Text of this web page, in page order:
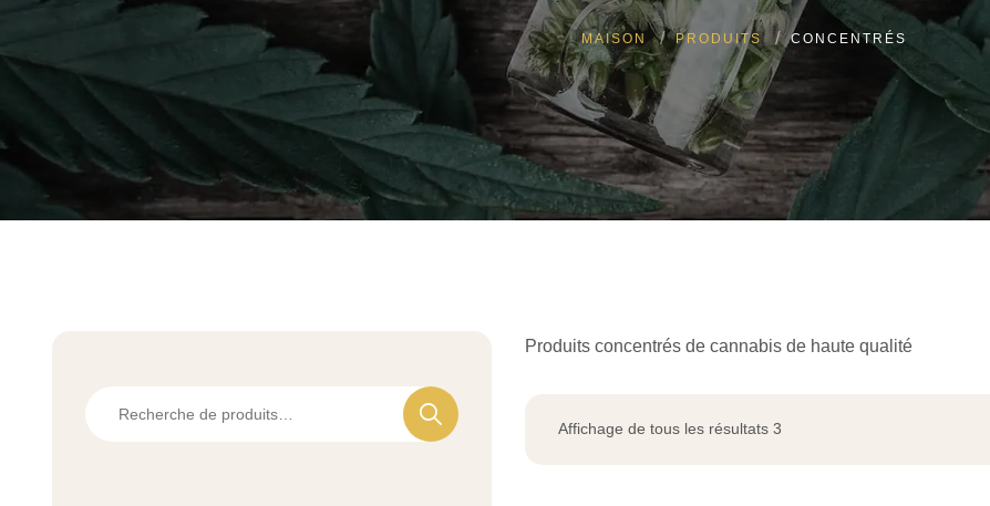
MAISON PRODUITS CONCENTRÉS
Produits concentrés de cannabis de haute qualité
Affichage de tous les résultats 3